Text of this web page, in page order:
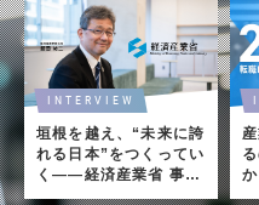
INTERVIEW
垣根を越え、“未来に誇
れる日本”をつくってい
く――経済産業省 事務
次官 特別インタビュー